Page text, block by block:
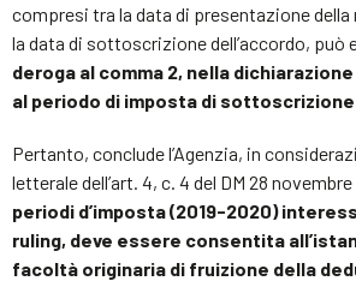
compresi tra la data di presentazione
la data di sottoscrizione dell’accordo, può
deroga al comma 2, nella
al periodo di imposta di
Pertanto, conclude l’Agenzia, in
letterale dell’art. 4, c. 4 del DM 28 novembre
periodi d’imposta (2019­-2020)
ruling, deve essere consentita
facoltà originaria di fruizione della